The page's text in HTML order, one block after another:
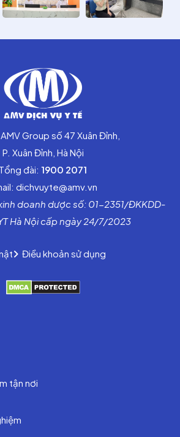
Group số 47 Xuân Đỉnh,
P. Xuân Đỉnh, Hà Nội
Tổng đài: 1900 2071
dichvuyte@amv.vn
doanh dược số: 01-2351/ĐKKDD-
Hà Nội cấp ngày 24/7/2023
Điều khoản sử dụng
tận nơi